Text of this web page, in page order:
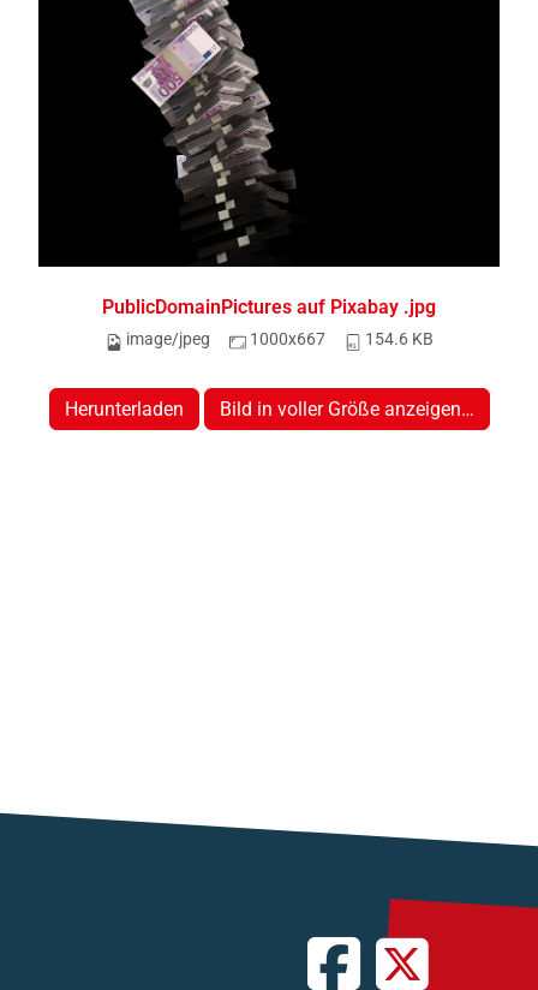
PublicDomainPictures auf Pixabay .jpg
image/jpeg 1000x667 154.6 KB
Herunterladen Bild in voller Größe anzeigen…